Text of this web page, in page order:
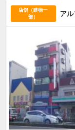
店舗（建物一
部）
ア